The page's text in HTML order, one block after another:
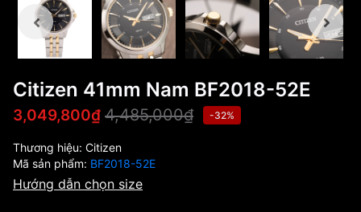
Citizen 41mm Nam BF2018-52E
3,049,800₫ 4,485,000₫ -32%
Thương hiệu: Citizen
Mã sản phẩm: BF2018-52E
Hướng dẫn chọn size